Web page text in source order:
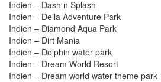
Indien – Dash n Splash
Indien – Della Adventure Park
Indien – Diamond Aqua Park
Indien – Dirt Mania
Indien – Dolphin water park
Indien – Dream World Resort
Indien – Dream world water theme park